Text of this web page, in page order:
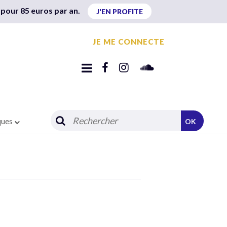
85 euros par an. J'EN PROFITE
JE ME CONNECTE
OK